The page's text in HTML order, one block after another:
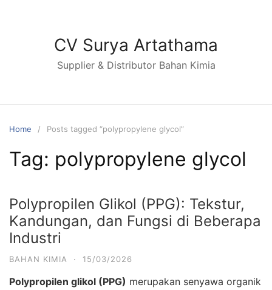
CV Surya Artathama
Supplier & Distributor Bahan Kimia
Home Posts tagged “polypropylene glycol”
Tag: polypropylene glycol
Polypropilen Glikol (PPG): Tekstur,
Kandungan, dan Fungsi di Beberapa
Industri
BAHAN KIMIA · 15/03/2026
Polypropilen glikol (PPG) merupakan senyawa organik